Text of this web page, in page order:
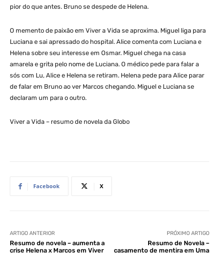
pior do que antes. Bruno se despede de Helena.
O memento de paixão em Viver a Vida se aproxima. Miguel liga para
Luciana e sai apressado do hospital. Alice comenta com Luciana e
Helena sobre seu interesse em Osmar. Miguel chega na casa
amarela e grita pelo nome de Luciana. O médico pede para falar a
sós com Lu, Alice e Helena se retiram. Helena pede para Alice parar
de falar em Bruno ao ver Marcos chegando. Miguel e Luciana se
declaram um para o outro.
Viver a Vida – resumo de novela da Globo
Facebook X
ARTIGO ANTERIOR
Resumo de novela – aumenta a
crise Helena x Marcos em Viver
PRÓXIMO ARTIGO
Resumo de Novela –
casamento de mentira em Uma